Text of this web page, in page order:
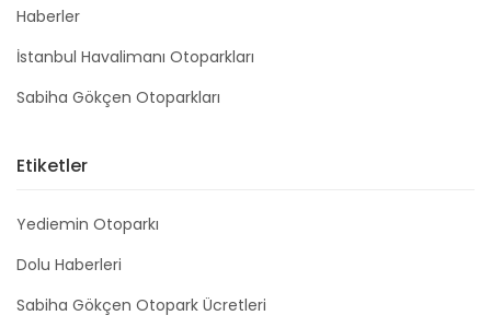
Haberler
İstanbul Havalimanı Otoparkları
Sabiha Gökçen Otoparkları
Etiketler
Yediemin Otoparkı
Dolu Haberleri
Sabiha Gökçen Otopark Ücretleri